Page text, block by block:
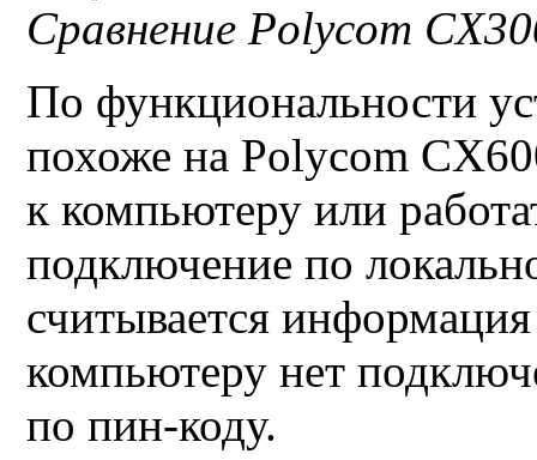
СравнениеPolycom
По функциональностиу
похоже на Polycom
к компьютеру или
подключение по
считывается
компьютеру нет
по пин-коду.